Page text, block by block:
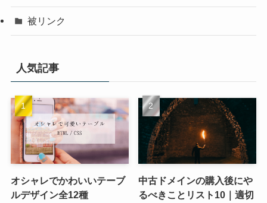
被リンク
人気記事
オシャレでかわいいテーブ
ルデザイン全12種
中古ドメインの購入後にや
るべきことリスト10｜適切